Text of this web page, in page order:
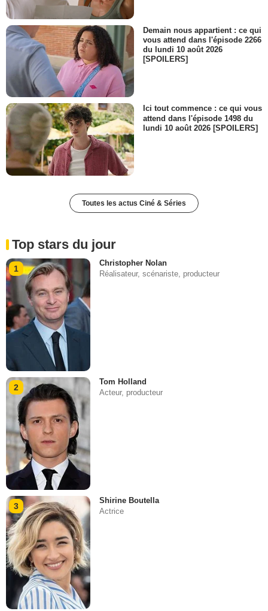
Demain nous appartient : ce qui
vous attend dans l'épisode 2266
du lundi 10 août 2026
[SPOILERS]
Ici tout commence : ce qui vous
attend dans l'épisode 1498 du
lundi 10 août 2026 [SPOILERS]
Toutes les actus Ciné & Séries
Top stars du jour
1
Christopher Nolan
Réalisateur, scénariste, producteur
2
Tom Holland
Acteur, producteur
3
Shirine Boutella
Actrice